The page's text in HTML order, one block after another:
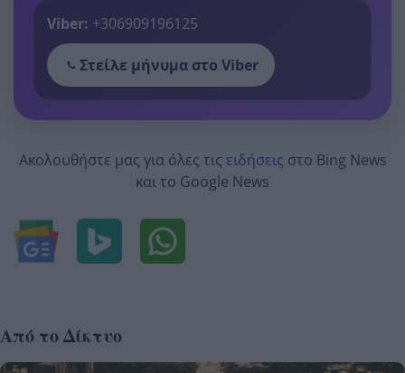
Viber: +306909196125
Στείλε μήνυμα στο Viber
Ακολουθήστε μας για όλες τις ειδήσεις στο Bing News
και το Google News
Από το Δίκτυο